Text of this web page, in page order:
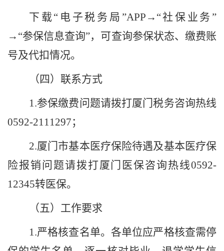
下载“电子税务局”APP →“社保业务”
→“参保信息查询”，可查询参保状态、缴费账
号及代扣情况。
（四）联系方式
1.参保缴费问题请拨打厦门税务咨询热线
0592-2111297；
2.厦门市基本医疗保险待遇及基本医疗保
险报销问题请拨打厦门医保咨询热线0592-
12345转医保。
（五）工作要求
1.严格核查名单。各单位应严格核查需停